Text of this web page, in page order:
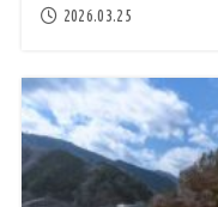
2026.03.25